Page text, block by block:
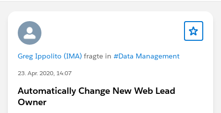
Greg Ippolito (IMA) fragte in #Data Management
23. Apr. 2020, 14:07
Automatically Change New Web Lead
Owner